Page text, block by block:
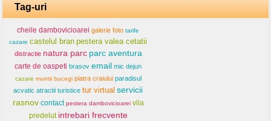
Tag-uri
cheile dambovicioarei galerie foto tarife
cazare castelul bran pestera valea cetatii
distractie natura parc parc aventura
carte de oaspeti brasov email mic dejun
cazare muntii bucegi piatra craiului paradisul
acvatic atractii turistice tur virtual servicii
rasnov contact pestera dambovicioarei vila
predelut intrebari frecvente